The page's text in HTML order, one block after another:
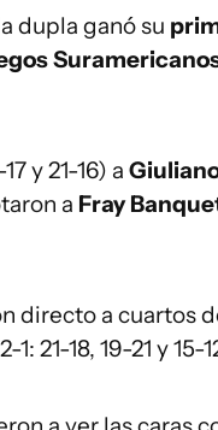
dupla ganó su
y 21-16) a
a Fray
directo a cuartos
1: 21-18, 19-21 y 15-